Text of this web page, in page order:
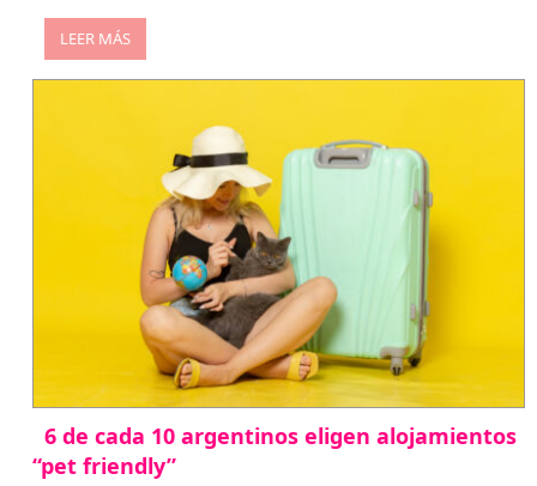
LEER MÁS
6 de cada 10 argentinos eligen alojamientos
“pet friendly”